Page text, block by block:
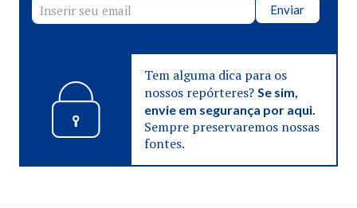
Enviar
Tem alguma dica para os
nossos repórteres? Se sim,
envie em segurança por aqui.
Sempre preservaremos nossas
fontes.